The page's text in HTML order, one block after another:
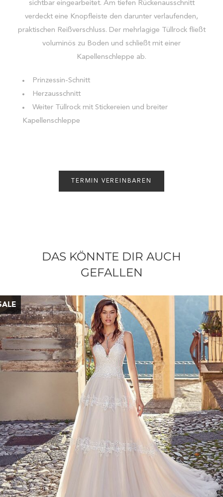
sichtbar eingearbeitet. Am tiefen Rückenausschnitt
verdeckt eine Knopfleiste den darunter verlaufenden,
praktischen Reißverschluss. Der mehrlagige Tüllrock fließt
voluminös zu Boden und schließt mit einer
Kapellenschleppe ab.
Prinzessin-Schnitt
Herzausschnitt
Weiter Tüllrock mit Stickereien und breiter
Kapellenschleppe
TERMIN VEREINBAREN
DAS KÖNNTE DIR AUCH
GEFALLEN